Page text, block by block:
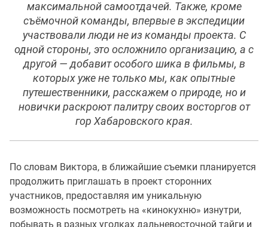
максимальной самоотдачей. Также, кроме
съёмочной команды, впервые в экспедиции
участвовали люди не из команды проекта. С
одной стороны, это осложнило организацию, а с
другой — добавит особого шика в фильмы, в
которых уже не только мы, как опытные
путешественники, расскажем о природе, но и
новички раскроют палитру своих восторгов от
гор Хабаровского края.
По словам Виктора, в ближайшие съемки планируется
продолжить приглашать в проект сторонних
участников, предоставляя им уникальную
возможность посмотреть на «кинокухню» изнутри,
побывать в разных уголках дальневосточной тайги и